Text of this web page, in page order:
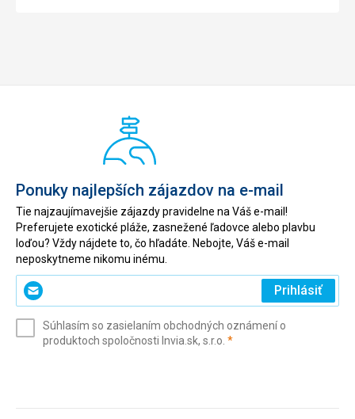
Ponuky najlepších zájazdov na e-mail
Tie najzaujímavejšie zájazdy pravidelne na Váš e-mail!
Preferujete exotické pláže, zasnežené ľadovce alebo plavbu
loďou? Vždy nájdete to, čo hľadáte. Nebojte, Váš e-mail
neposkytneme nikomu inému.
Zadajte
svoj
(povinné)
Prihlásiť
Súhlasím so zasielaním obchodných oznámení o
produktoch spoločnosti Invia.sk, s.r.o. *(povinné)